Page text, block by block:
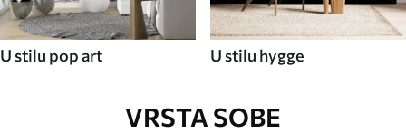
U stilu pop art U stilu hygge
VRSTA SOBE